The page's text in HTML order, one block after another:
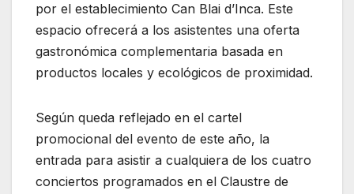
por el establecimiento Can Blai d’Inca. Este
espacio ofrecerá a los asistentes una oferta
gastronómica complementaria basada en
productos locales y ecológicos de proximidad.
Según queda reflejado en el cartel
promocional del evento de este año, la
entrada para asistir a cualquiera de los cuatro
conciertos programados en el Claustre de